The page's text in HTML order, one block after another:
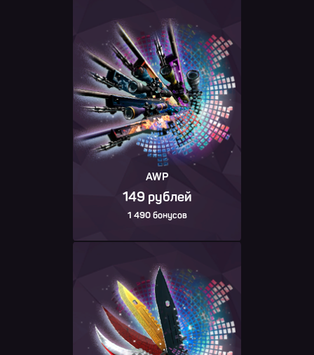
AWP
149 рублей
1 490 бонусов